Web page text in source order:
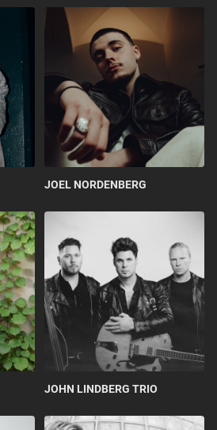
JOEL NORDENBERG
JOHN LINDBERG TRIO